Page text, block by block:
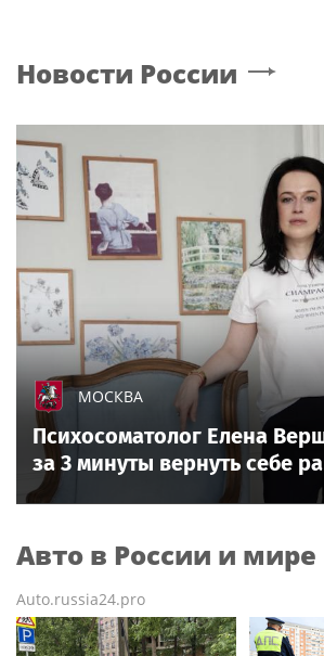
Новости России
МОСКВА
Психосоматолог Елена
за 3 минуты вернуть себе
Авто в России и мире
Auto.russia24.pro